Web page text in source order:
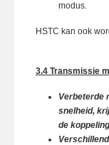
modus.
HSTC kan ook
3.4 Transmissie
Verbeterde
snelheid,
de